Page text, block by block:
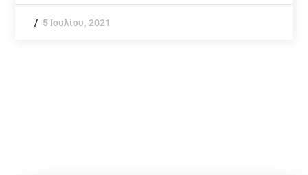
5 Ιουλίου, 2021